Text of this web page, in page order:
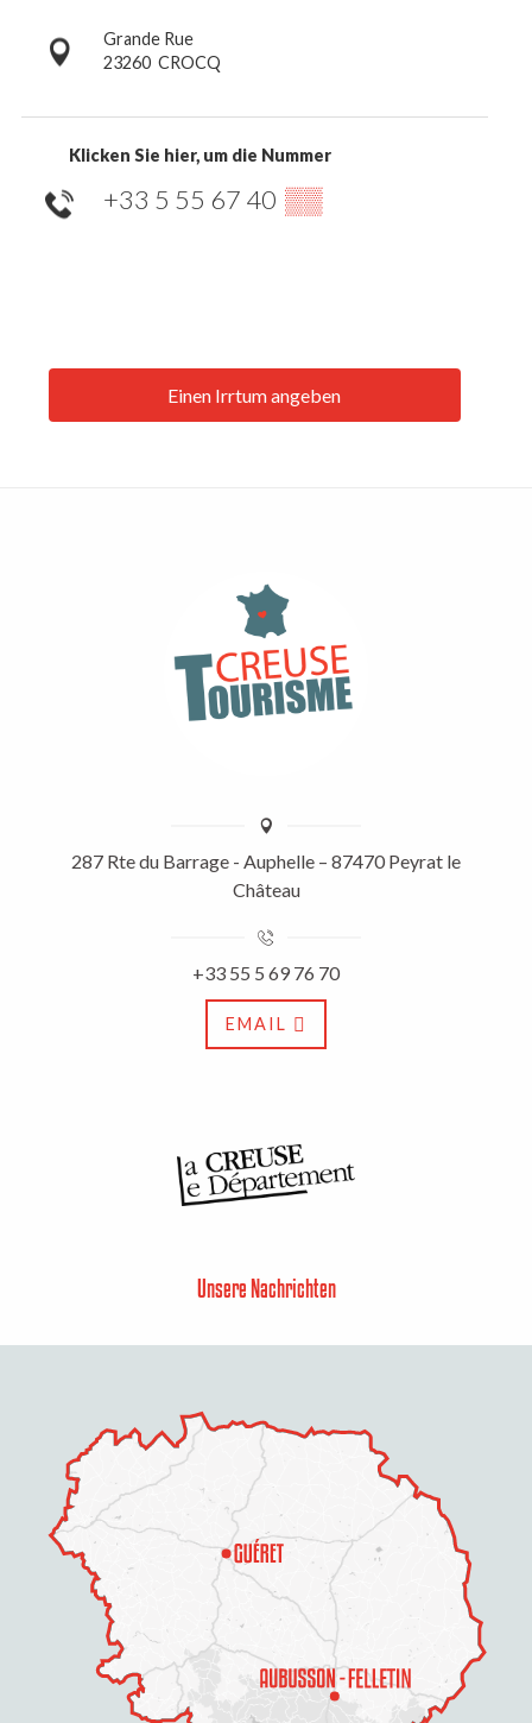
Grande Rue
23260 CROCQ
Klicken Sie hier, um die Nummer
+33 5 55 67 40 ▒▒
Einen Irrtum angeben
287 Rte du Barrage - Auphelle – 87470 Peyrat le
Château
+33 55 5 69 76 70
EMAIL
Unsere Nachrichten